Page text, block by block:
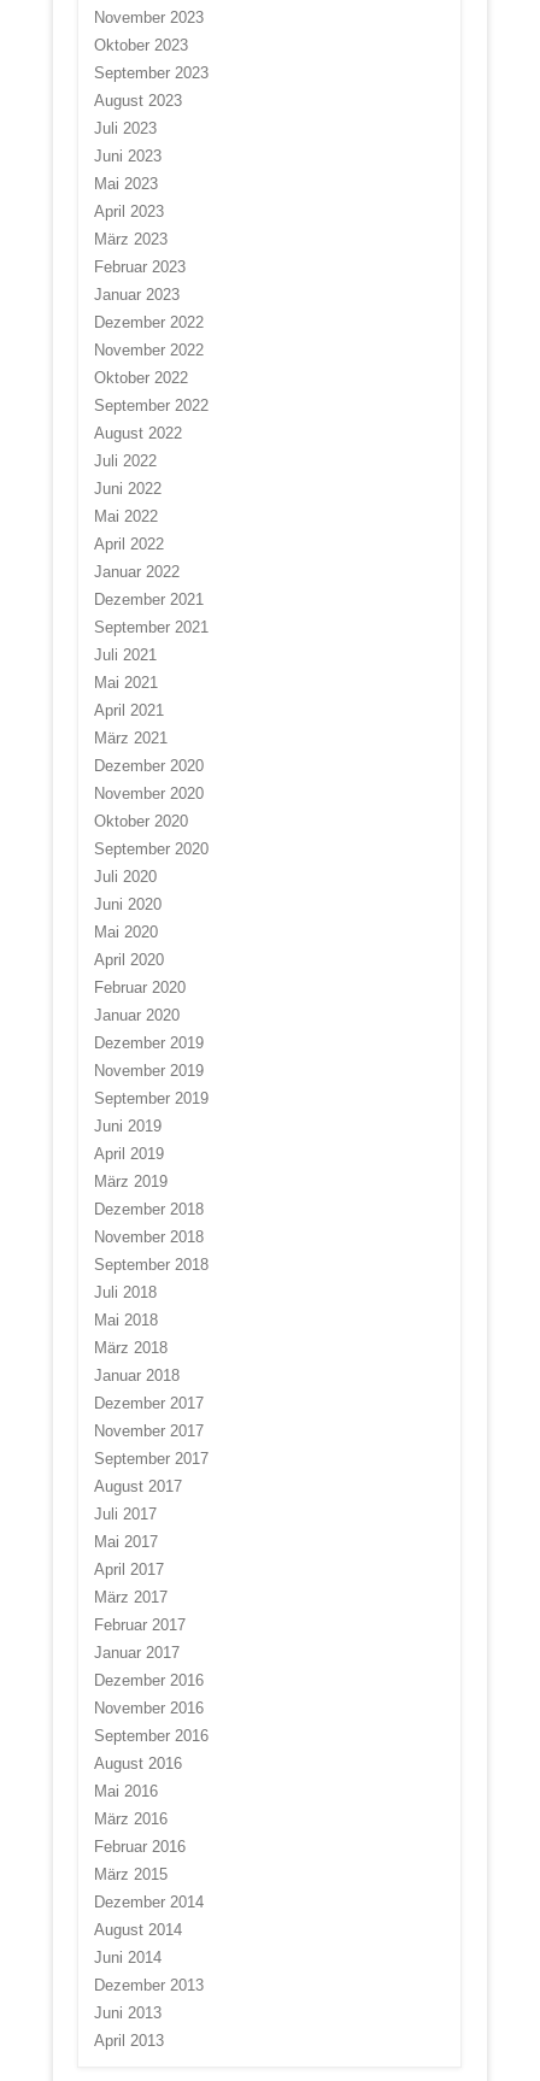
November 2023
Oktober 2023
September 2023
August 2023
Juli 2023
Juni 2023
Mai 2023
April 2023
März 2023
Februar 2023
Januar 2023
Dezember 2022
November 2022
Oktober 2022
September 2022
August 2022
Juli 2022
Juni 2022
Mai 2022
April 2022
Januar 2022
Dezember 2021
September 2021
Juli 2021
Mai 2021
April 2021
März 2021
Dezember 2020
November 2020
Oktober 2020
September 2020
Juli 2020
Juni 2020
Mai 2020
April 2020
Februar 2020
Januar 2020
Dezember 2019
November 2019
September 2019
Juni 2019
April 2019
März 2019
Dezember 2018
November 2018
September 2018
Juli 2018
Mai 2018
März 2018
Januar 2018
Dezember 2017
November 2017
September 2017
August 2017
Juli 2017
Mai 2017
April 2017
März 2017
Februar 2017
Januar 2017
Dezember 2016
November 2016
September 2016
August 2016
Mai 2016
März 2016
Februar 2016
März 2015
Dezember 2014
August 2014
Juni 2014
Dezember 2013
Juni 2013
April 2013